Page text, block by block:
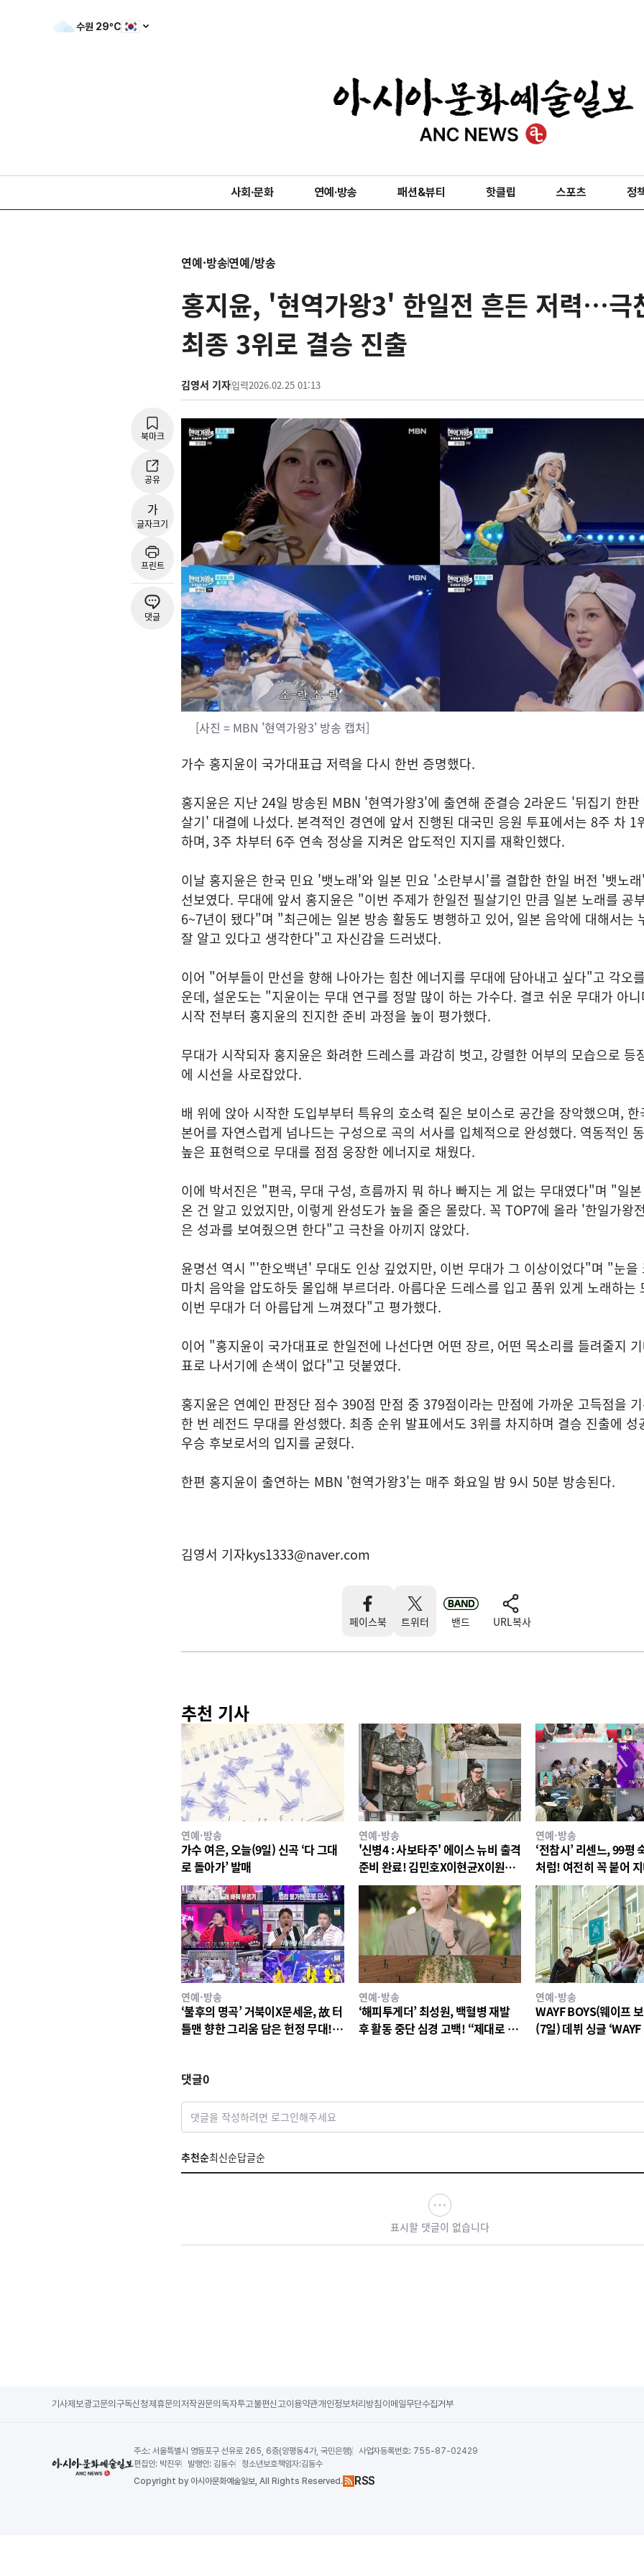
수원 29ºC
사회·문화 연예·방송 패션&뷰티 핫클립 스포츠 정
연예·방송연예/방송
홍지윤, '현역가왕3' 한일전 흔든 저력…극
최종 3위로 결승 진출
김영서 기자입력2026.02.25 01:13
북마크
공유
가
글자크기
프린트
댓글
[사진 = MBN '현역가왕3' 방송 캡처]
가수 홍지윤이 국가대표급 저력을 다시 한번 증명했다.
홍지윤은 지난 24일 방송된 MBN '현역가왕3'에 출연해 준결승 2라운드 '뒤집기 한판
살기' 대결에 나섰다. 본격적인 경연에 앞서 진행된 대국민 응원 투표에서는 8주 차 1
하며, 3주 차부터 6주 연속 정상을 지켜온 압도적인 지지를 재확인했다.
이날 홍지윤은 한국 민요 '뱃노래'와 일본 민요 '소란부시'를 결합한 한일 버전 '뱃노
선보였다. 무대에 앞서 홍지윤은 "이번 주제가 한일전 필살기인 만큼 일본 노래를 공
6~7년이 됐다"며 "최근에는 일본 방송 활동도 병행하고 있어, 일본 음악에 대해서는
잘 알고 있다고 생각한다"고 자신감을 드러냈다.
이어 "어부들이 만선을 향해 나아가는 힘찬 에너지를 무대에 담아내고 싶다"고 각오
운데, 설운도는 "지윤이는 무대 연구를 정말 많이 하는 가수다. 결코 쉬운 무대가 아
시작 전부터 홍지윤의 진지한 준비 과정을 높이 평가했다.
무대가 시작되자 홍지윤은 화려한 드레스를 과감히 벗고, 강렬한 어부의 모습으로 등
에 시선을 사로잡았다.
배 위에 앉아 시작한 도입부부터 특유의 호소력 짙은 보이스로 공간을 장악했으며, 한
본어를 자연스럽게 넘나드는 구성으로 곡의 서사를 입체적으로 완성했다. 역동적인
높은 표현력으로 무대를 점점 웅장한 에너지로 채웠다.
이에 박서진은 "편곡, 무대 구성, 흐름까지 뭐 하나 빠지는 게 없는 무대였다"며 "일
온 건 알고 있었지만, 이렇게 완성도가 높을 줄은 몰랐다. 꼭 TOP7에 올라 '한일가왕
은 성과를 보여줬으면 한다"고 극찬을 아끼지 않았다.
윤명선 역시 "'한오백년' 무대도 인상 깊었지만, 이번 무대가 그 이상이었다"며 "눈을
마치 음악을 압도하듯 몰입해 부르더라. 아름다운 드레스를 입고 품위 있게 노래하는
이번 무대가 더 아름답게 느껴졌다"고 평가했다.
이어 "홍지윤이 국가대표로 한일전에 나선다면 어떤 장르, 어떤 목소리를 들려줄지
표로 나서기에 손색이 없다"고 덧붙였다.
홍지윤은 연예인 판정단 점수 390점 만점 중 379점이라는 만점에 가까운 고득점을
한 번 레전드 무대를 완성했다. 최종 순위 발표에서도 3위를 차지하며 결승 진출에 성
우승 후보로서의 입지를 굳혔다.
한편 홍지윤이 출연하는 MBN '현역가왕3'는 매주 화요일 밤 9시 50분 방송된다.
김영서 기자kys1333@naver.com
페이스북 트위터 밴드 URL복사
추천 기사
연예·방송
가수 여은, 오늘(9일) 신곡 ‘다 그대
로 돌아가’ 발매
연예·방송
'신병4 : 사보타주' 에이스 뉴비 출격
준비 완료! 김민호X이현균X이원정
첫 스틸 공개
연예·방송
‘전참시’ 리센느, 99평
처럼! 여전히 꼭 붙어
‘러브버그’ 케미
연예·방송
‘불후의 명곡’ 거북이X문세윤, 故 터
틀맨 향한 그리움 담은 헌정 무대!
연예·방송
‘해피투게더’ 최성원, 백혈병 재발
후 활동 중단 심경 고백! “제대로 서
연예·방송
WAYF BOYS(웨이프
(7일) 데뷔 싱글 ‘WAYF
댓글0
댓글을 작성하려면 로그인해주세요
추천순최신순답글순
표시할 댓글이 없습니다
기사제보광고문의 구독신청제휴문의 저작권문의 독자투고불편신고이용약관개인정보처리방침 이메일무단수집거부
주소: 서울특별시 영등포구 선유로 265, 6층(양평동4가, 국민은행) 사업자등록번호: 755-87-02429
편집인: 박진우 발행인: 김동수 청소년보호책임자:김동수
Copyright by 아시아문화예술일보, All Rights Reserved. RSS